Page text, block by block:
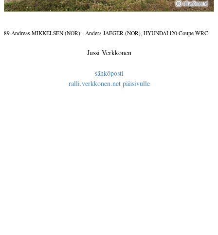
89 Andreas MIKKELSEN (NOR) - Anders JAEGER (NOR), HYUNDAI i20 Coupe WRC
Jussi Verkkonen
sähköposti
ralli.verkkonen.net pääsivulle